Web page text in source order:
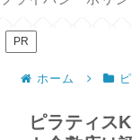
PR
ホーム
ピラティス